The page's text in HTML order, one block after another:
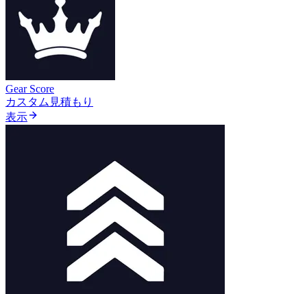
Gear Score
カスタム見積もり
表示